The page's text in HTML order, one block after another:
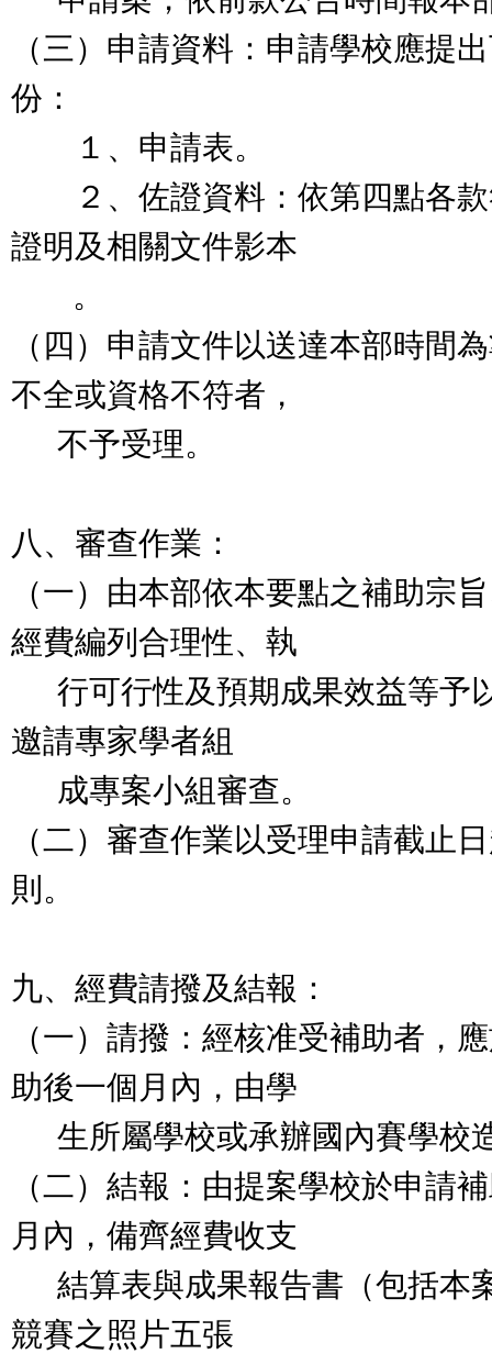
（三）申請資料：申請學校應提
份：
１、申請表。
２、佐證資料：依第四點各款
證明及相關文件影本
。
（四）申請文件以送達本部時間
不全或資格不符者，
不予受理。
八、審查作業：
（一）由本部依本要點之補助宗
經費編列合理性、執
行可行性及預期成果效益等予
邀請專家學者組
成專案小組審查。
（二）審查作業以受理申請截止
則。
九、經費請撥及結報：
（一）請撥：經核准受補助者，
助後一個月內，由學
生所屬學校或承辦國內賽學校
（二）結報：由提案學校於申請
月內，備齊經費收支
結算表與成果報告書（包括本
競賽之照片五張